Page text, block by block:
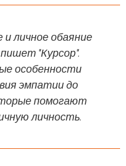
и личное обаяние
"Курсор".
особенности
эмпатии до
помогают
личность.